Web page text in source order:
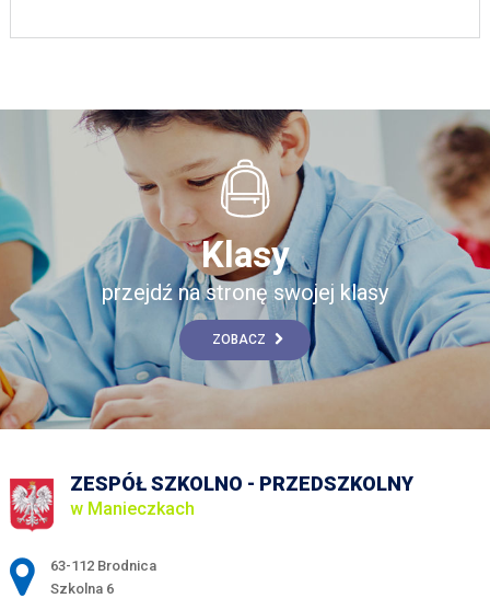
Klasy
przejdź na stronę swojej klasy
ZOBACZ
ZESPÓŁ SZKOLNO - PRZEDSZKOLNY
w Manieczkach
Adres pocztowy:
63-112 Brodnica
Szkolna 6